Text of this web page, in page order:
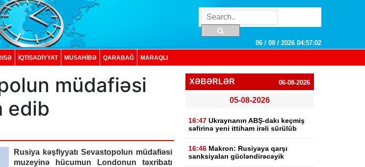
06 / 08 / 2026 04:57:03
İQTISADIYYAT MÜSAHİBƏ QARABAĞ MARAQLI
müdafiəsi
edib
Rusiya kəşfiyyatı Sevastopolun müdafiəsi
muzeyinə hücumun Londonun təxribatı
XƏBƏRLƏR 06-08-2026
05-08-2026
16:47 Ukraynanın ABŞ-dakı keçmiş
səfirinə yeni ittiham irəli sürülüb
16:46 Makron: Rusiyaya qarşı
sanksiyaları gücləndirəcəyik